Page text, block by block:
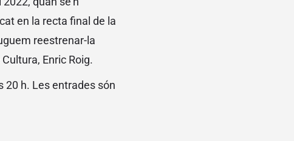
en la recta final de la
reestrenar-la
Enric Roig.
20 h. Les entrades són